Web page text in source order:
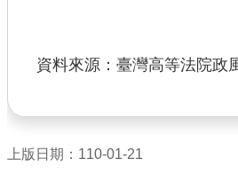
資料來源：臺灣高等法院政
上版日期：110-01-21